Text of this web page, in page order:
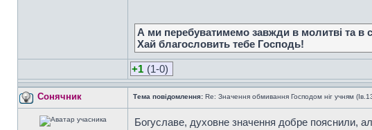
А ми перебуватимемо завжди в молитві та в
Хай благословить тебе Господь!
+1 (1-0)
Сонячник Тема повідомлення: Re: Значення обмивання Господом ніг учням
Богуславе, духовне значення добре пояснили,